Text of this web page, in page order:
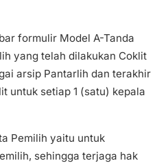
formulir Model A-Tanda
yang telah dilakukan Coklit
arsip Pantarlih dan terakhir
untuk setiap 1 (satu) kepala
Pemilih yaitu untuk
sehingga terjaga hak